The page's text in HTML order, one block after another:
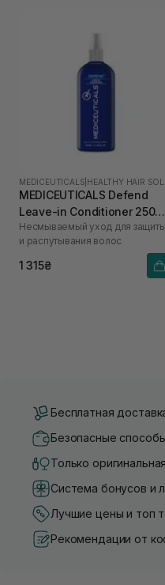
MEDICEUTICALS
MEDICEUTICALS Defend
Leave-in Conditioner 250
мл
Несмываемый уход для защиты
и распутывания волос
1 315₴
Бесплатная
Безопасные
Только
Система бонусов и
Лучшие цены и топ
Рекомендации от